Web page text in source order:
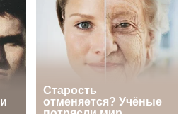
пастуху из Актобе подарили
74
друзья! Предлагаем обзор
за 4 августа